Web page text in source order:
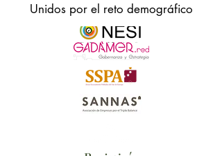
Unidos por el reto demográfico